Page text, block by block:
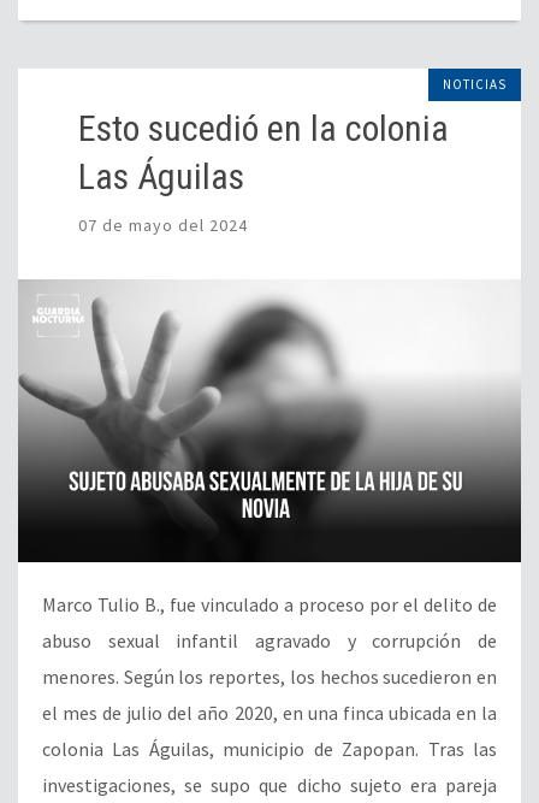
NOTICIAS
Esto sucedió en la colonia
Las Águilas
07 de mayo del 2024
Marco Tulio B., fue vinculado a proceso por el delito de
abuso sexual infantil agravado y corrupción de
menores. Según los reportes, los hechos sucedieron en
el mes de julio del año 2020, en una finca ubicada en la
colonia Las Águilas, municipio de Zapopan. Tras las
investigaciones, se supo que dicho sujeto era pareja